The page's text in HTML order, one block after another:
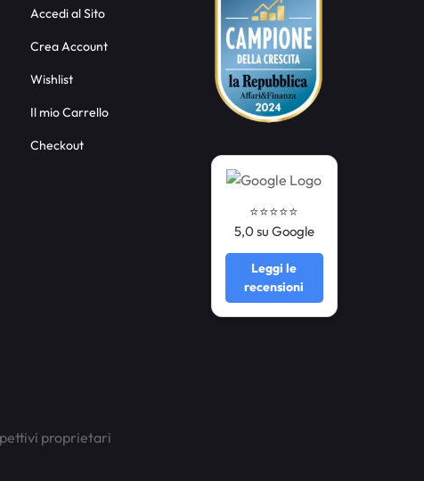
Accedi al Sito
Crea Account
Wishlist
Il mio Carrello
Checkout
⭐️⭐️⭐️⭐️⭐️
5,0 su Google
Leggi le
recensioni
proprietari